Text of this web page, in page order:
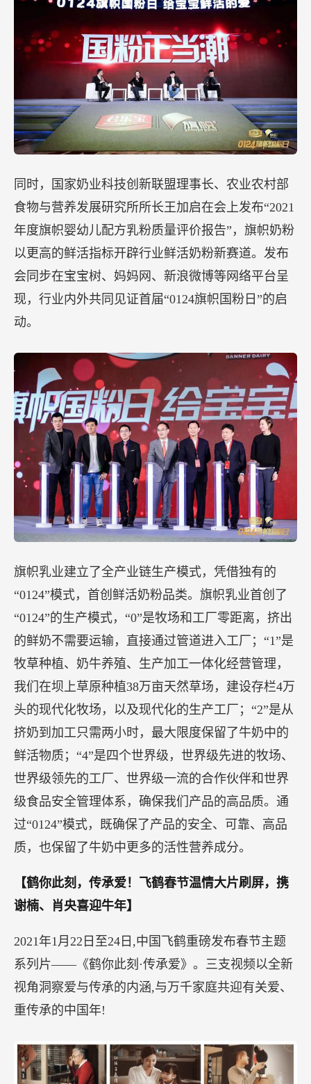
同时，国家奶业科技创新联盟理事长、农业农村部
食物与营养发展研究所所长王加启在会上发布“2021
年度旗帜婴幼儿配方乳粉质量评价报告”，旗帜奶粉
以更高的鲜活指标开辟行业鲜活奶粉新赛道。发布
会同步在宝宝树、妈妈网、新浪微博等网络平台呈
现，行业内外共同见证首届“0124旗帜国粉日”的启
动。
旗帜乳业建立了全产业链生产模式，凭借独有的
“0124”模式，首创鲜活奶粉品类。旗帜乳业首创了
“0124”的生产模式，“0”是牧场和工厂零距离，挤出
的鲜奶不需要运输，直接通过管道进入工厂；“1”是
牧草种植、奶牛养殖、生产加工一体化经营管理，
我们在坝上草原种植38万亩天然草场，建设存栏4万
头的现代化牧场，以及现代化的生产工厂；“2”是从
挤奶到加工只需两小时，最大限度保留了牛奶中的
鲜活物质；“4”是四个世界级，世界级先进的牧场、
世界级领先的工厂、世界级一流的合作伙伴和世界
级食品安全管理体系，确保我们产品的高品质。通
过“0124”模式，既确保了产品的安全、可靠、高品
质，也保留了牛奶中更多的活性营养成分。
【鹤你此刻，传承爱！飞鹤春节温情大片刷屏，携
谢楠、肖央喜迎牛年】
2021年1月22日至24日,中国飞鹤重磅发布春节主题
系列片——《鹤你此刻·传承爱》。三支视频以全新
视角洞察爱与传承的内涵,与万千家庭共迎有关爱、
重传承的中国年!